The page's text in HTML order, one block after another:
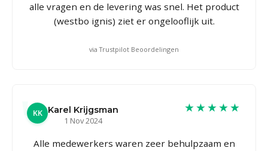
alle vragen en de levering was snel. Het product
(westbo ignis) ziet er ongelooflijk uit.
via Trustpilot Beoordelingen
KK Karel Krijgsman
1 Nov 2024
★★★★★
Alle medewerkers waren zeer behulpzaam en